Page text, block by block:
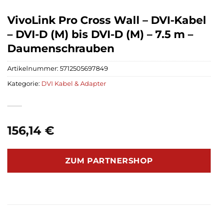
VivoLink Pro Cross Wall – DVI-Kabel
– DVI-D (M) bis DVI-D (M) – 7.5 m –
Daumenschrauben
156,14 €
ZUM PARTNERSHOP
Artikelnummer: 5712505697849
Kategorie: DVI Kabel & Adapter